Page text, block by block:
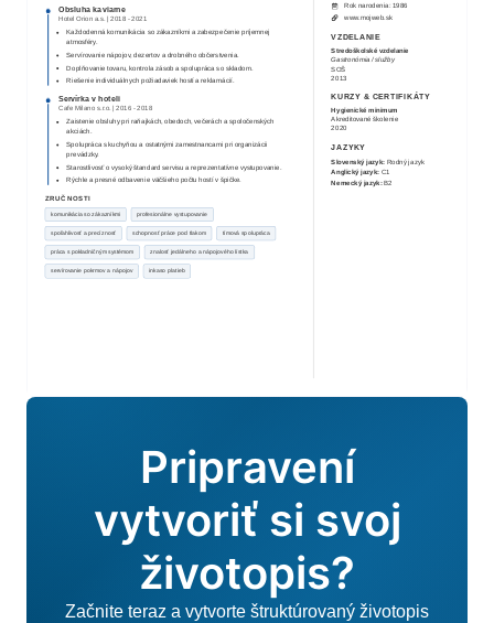
Obsluha kaviarne
Hotel Orion a.s. |2018 -2021
Každodenná komunikácia so zákazníkmi a zabezpečenie príjemnej
atmosféry.
Servírovanie nápojov, dezertov a drobného občerstvenia.
Doplňovanie tovaru, kontrola zásob a spolupráca so skladom.
Riešenie individuálnych požiadaviek hostí a reklamácií.
Servírka v hoteli
Cafe Milano s.r.o. |2016 -2018
Zaistenie obsluhy pri raňajkách, obedoch, večerách a spoločenských
akciách.
Spolupráca s kuchyňou a ostatnými zamestnancami pri organizácii
prevádzky.
Starostlivosť o vysoký štandard servisu a reprezentatívne vystupovanie.
Rýchle a presné odbavenie väčšieho počtu hostí v špičke.
ZRUČNOSTI
komunikácia so zákazníkmi profesionálne vystupovanie
spoľahlivosť a precíznosť schopnosť práce pod tlakom tímová spolupráca
práca s pokladničným systémom znalosť jedálneho a nápojového lístka
servírovanie pokrmov a nápojov inkaso platieb
Rok narodenia: 1986
www.mojweb.sk
VZDELANIE
Stredoškolské vzdelanie
Gastronómia / služby
SOŠ
2013
KURZY & CERTIFIKÁTY
Hygienické minimum
Akreditované školenie
2020
JAZYKY
Slovenský jazyk: Rodný jazyk
Anglický jazyk: C1
Nemecký jazyk: B2
Pripravení
vytvoriť si svoj
životopis?
Začnite teraz a vytvorte štruktúrovaný životopis